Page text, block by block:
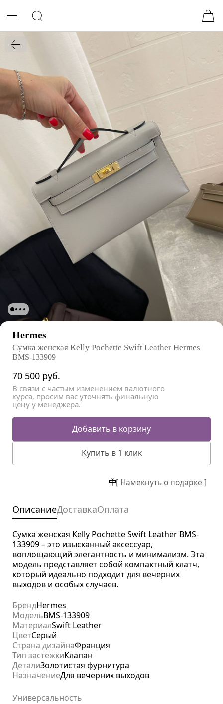
Hermes
Сумка женская Kelly Pochette Swift Leather Hermes
BMS-133909
70 500 руб.
В связи с частым изменением валютного
курса, просим вас уточнять финальную
цену у менеджера.
Добавить в корзину
Купить в 1 клик
[ Намекнуть о подарке ]
ОписаниеДоставкаОплата
Сумка женская Kelly Pochette Swift Leather BMS-
133909 – это изысканный аксессуар,
воплощающий элегантность и минимализм. Эта
модель представляет собой компактный клатч,
который идеально подходит для вечерних
выходов и особых случаев.
БрендHermes
МодельBMS-133909
МатериалSwift Leather
ЦветСерый
Страна дизайнаФранция
Тип застежкиКлапан
ДеталиЗолотистая фурнитура
НазначениеДля вечерних выходов
Универсальность